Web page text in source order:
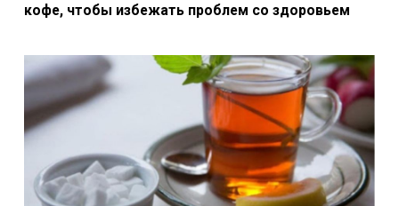
кофе, чтобы избежать проблем со здоровьем